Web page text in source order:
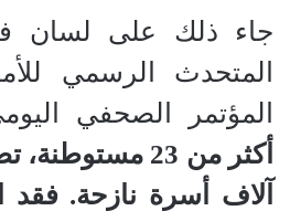
جاء ذلك على لسان
المتحدث الرسمي
المؤتمر الصحفي
أكثر من 23
آلاف أسرة نازحة. فقد